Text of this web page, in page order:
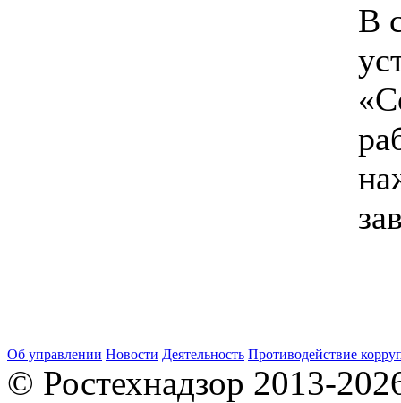
В
Об управлении Новости Деятельность Противодействие
© Ростехнадзор 2013-